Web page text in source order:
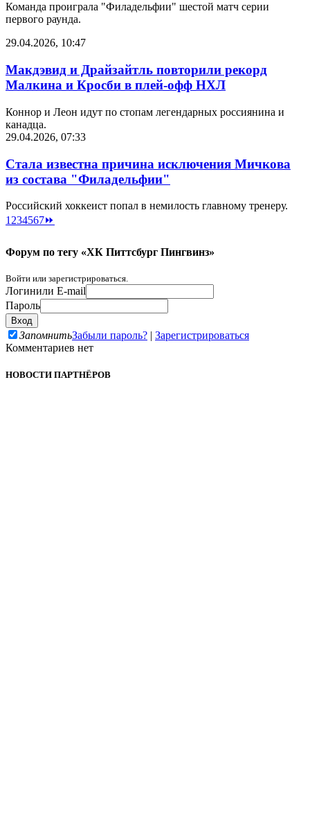
Команда проиграла "Филадельфии" шестой матч серии
первого раунда.
29.04.2026, 10:47
Макдэвид и Драйзайтль повторили рекорд
Малкина и Кросби в плей-офф НХЛ
Коннор и Леон идут по стопам легендарных россиянина и
канадца.
29.04.2026, 07:33
Стала известна причина исключения Мичкова
из состава "Филадельфии"
Российский хоккеист попал в немилость главному тренеру.
1 234567⏩
Форум по тегу «ХК Питтсбург Пингвинз»
Войти или зарегистрироваться.
Логинили E-mail
Пароль
ЗапомнитьЗабыли пароль? | Зарегистрироваться
Комментариев нет
НОВОСТИ ПАРТНЁРОВ